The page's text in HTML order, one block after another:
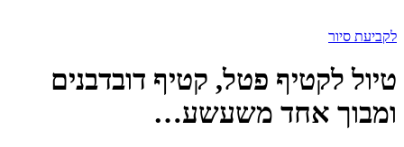
לקביעת סיור
טיול לקטיף פטל, קטיף דובדבנים
ומבוך אחד משעשע…